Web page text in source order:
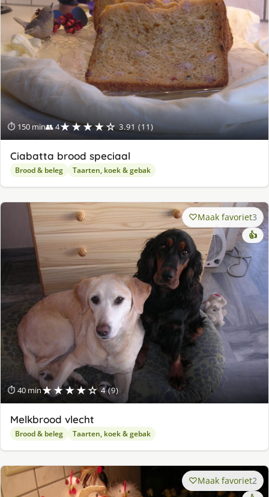
⏱ 150 min👥 4★★★★☆ 3.91 (11)
Ciabatta brood speciaal
Brood & beleg Taarten, koek & gebak
⏱ 40 min★★★★☆ 4 (9)
Maak favoriet3
👍
Melkbrood vlecht
Brood & beleg Taarten, koek & gebak
Maak favoriet2